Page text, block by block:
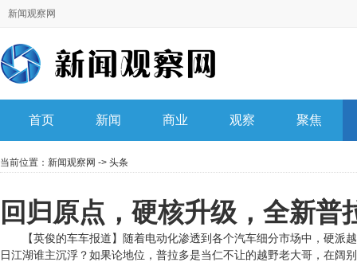
新闻观察网
首页 新闻 商业 观察 聚焦
当前位置： 新闻观察网 -> 头条
回归原点，硬核升级，全新普
【英俊的车车报道】随着电动化渗透到各个汽车细分市场中，硬
日江湖谁主沉浮？如果论地位，普拉多是当仁不让的越野老大哥，在阔